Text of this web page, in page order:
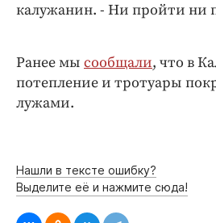
калужанин. - Ни пройти ни
Ранее мы сообщали, что в
потепление и тротуары
лужами.
Нашли в тексте ошибку?
Выделите её и нажмите сюда!